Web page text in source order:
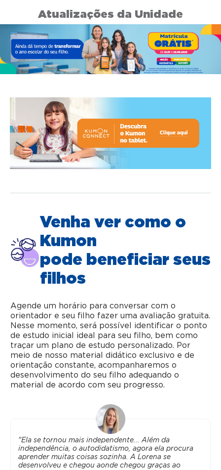
Atualizações da Unidade
Venha ver como o
Kumon
pode beneficiar seus
filhos
Agende um horário para conversar com o
orientador e seu filho fazer uma avaliação gratuita.
Nesse momento, será possível identificar o ponto
de estudo inicial ideal para seu filho, bem como
traçar um plano de estudo personalizado. Por
meio de nosso material didático exclusivo e de
orientação constante, acompanharemos o
desenvolvimento do seu filho adequando o
material de acordo com seu progresso.
"Ela se tornou mais independente... Além da
independência, o autodidatismo, agora ela procura
aprender muitas coisas sozinha. A Lorena se
desenvolveu e chegou aonde chegou graças ao